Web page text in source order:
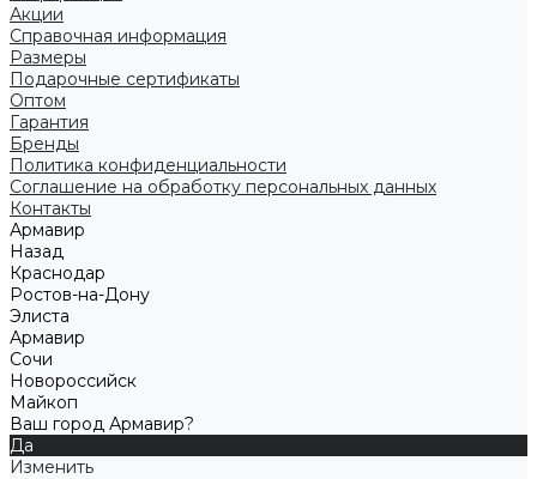
Акции
Справочная информация
Размеры
Подарочные сертификаты
Оптом
Гарантия
Бренды
Политика конфиденциальности
Соглашение на обработку персональных данных
Контакты
Армавир
Назад
Краснодар
Ростов-на-Дону
Элиста
Армавир
Сочи
Новороссийск
Майкоп
Ваш город Армавир?
Да
Изменить